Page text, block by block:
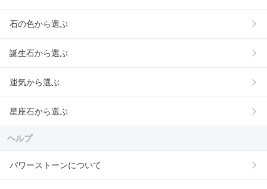
石の色から選ぶ
誕生石から選ぶ
運気から選ぶ
星座石から選ぶ
ヘルプ
パワーストーンについて